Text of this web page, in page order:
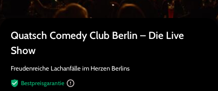
Quatsch Comedy Club Berlin – Die Live
Show
Freudenreiche Lachanfälle im Herzen Berlins
Bestpreisgarantie